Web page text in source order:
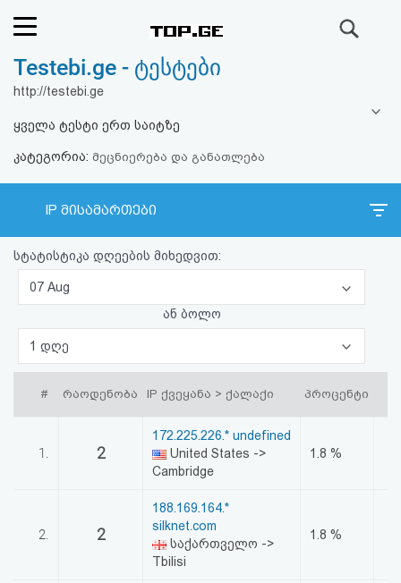
რეიტინგი
ფოსტა
კითხვა-
პასუხი
ავტორიზაცია
რეგისტრაცია
აღდგენა
HTML
სალიცენზიო
Testebi.ge - ტესტები
http://testebi.ge
ყველა ტესტი ერთ საიტზე
კატეგორია: მეცნიერება და განათლება
IP მისამართები
სტატისტიკა დღეების მიხედვით:
07 Aug
ან ბოლო
1 დღე
# რაოდენობა IP ქვეყანა > ქალაქი პროცენტი
1. 2
172.225.226.* undefined
United States ->
Cambridge
1.8 %
2. 2
188.169.164.*
silknet.com
საქართველო ->
Tbilisi
1.8 %